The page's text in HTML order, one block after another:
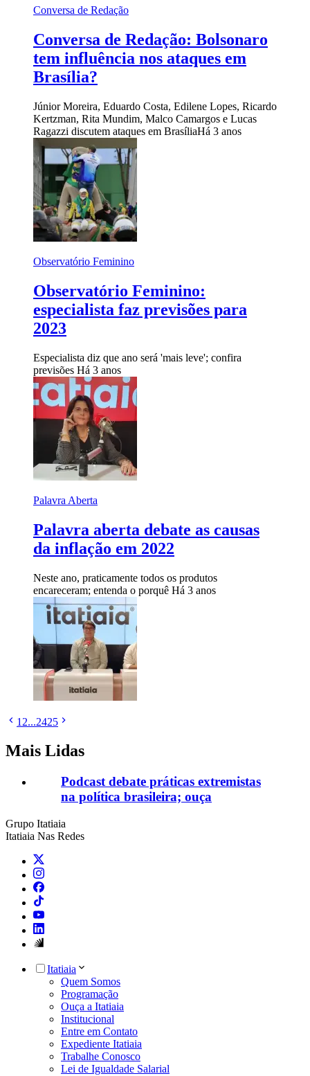
Conversa de Redação
Conversa de Redação: Bolsonaro
tem influência nos ataques em
Brasília?
Júnior Moreira, Eduardo Costa, Edilene Lopes, Ricardo
Kertzman, Rita Mundim, Malco Camargos e Lucas
Ragazzi discutem ataques em BrasíliaHá 3 anos
Observatório Feminino
Observatório Feminino:
especialista faz previsões para
2023
Especialista diz que ano será 'mais leve'; confira
previsões Há 3 anos
Palavra Aberta
Palavra aberta debate as causas
da inflação em 2022
Neste ano, praticamente todos os produtos
encareceram; entenda o porquê Há 3 anos
1 2...2425
Mais Lidas
Podcast debate práticas extremistas
na política brasileira; ouça
Grupo Itatiaia
Itatiaia Nas Redes
Itatiaia
Quem Somos
Programação
Ouça a Itatiaia
Institucional
Entre em Contato
Expediente Itatiaia
Trabalhe Conosco
Lei de Igualdade Salarial